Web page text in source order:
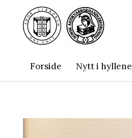
Forside Nytt i hyllene